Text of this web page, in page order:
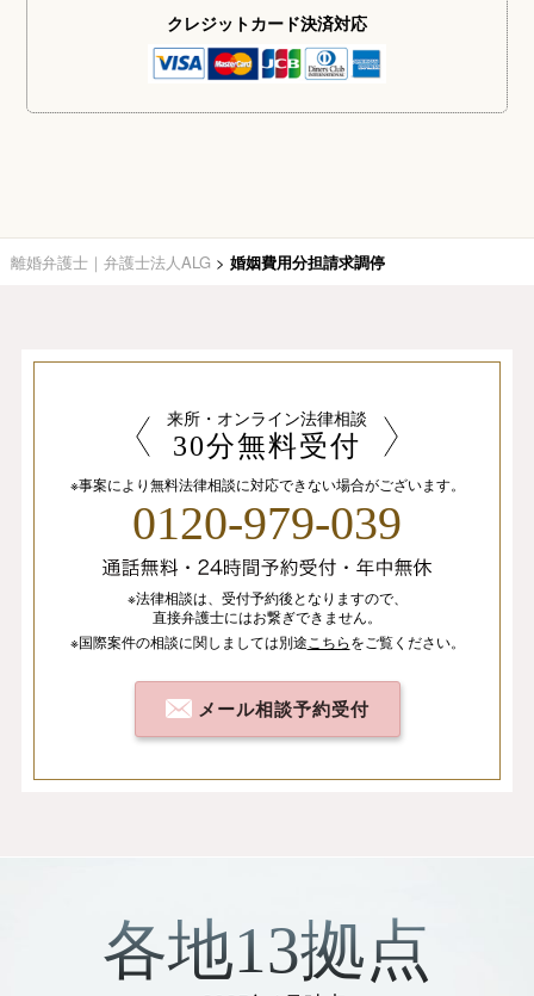
クレジットカード決済対応
離婚弁護士｜弁護士法人ALG > 婚姻費用分担請求調停
来所・オンライン法律相談
30分無料受付
※事案により無料法律相談に対応できない場合がございます。
0120-979-039
※法律相談は、 受付予約後となりますので、
直接弁護士にはお繋ぎできません。
※国際案件の相談に関しましては別途 こちらをご覧ください。
メール相談予約受付
各地13拠点